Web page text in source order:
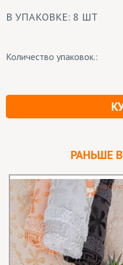
В УПАКОВКЕ: 8 ШТ
Количество упаковок.:
РАНЬШЕ